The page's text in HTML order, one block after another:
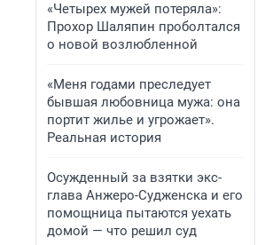
«Четырех мужей потеряла»:
Прохор Шаляпин проболтался
о новой возлюбленной
«Меня годами преследует
бывшая любовница мужа: она
портит жилье и угрожает».
Реальная история
Осужденный за взятки экс-
глава Анжеро-Судженска и его
помощница пытаются уехать
домой — что решил суд